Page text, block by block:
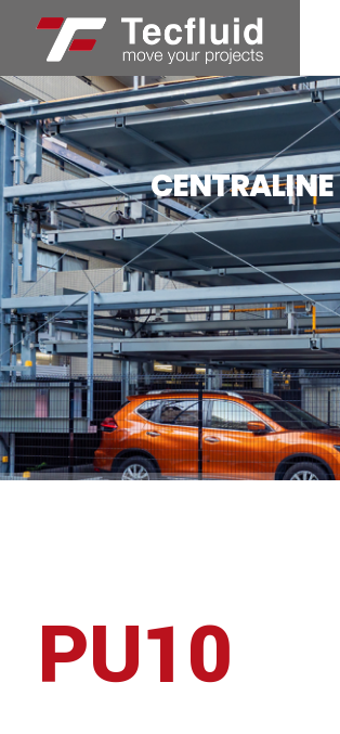
CENTRALINE
PU10